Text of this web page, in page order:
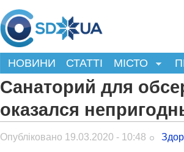
НОВИНИ СТАТТІ МІСТО
Санаторий для
оказался
Опубліковано 19.03.2020 - 10:48